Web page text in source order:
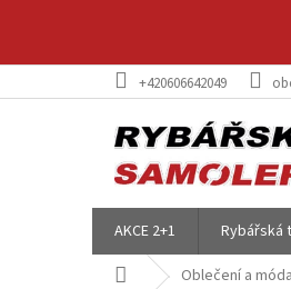
+420606642049
AKCE 2+1
Domů Oblečení a móda